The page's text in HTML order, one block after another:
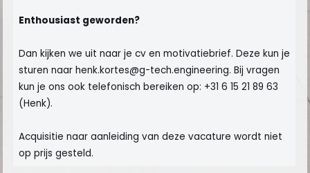
Enthousiast geworden?
Dan kijken we uit naar je cv en motivatiebrief. Deze kun je
sturen naar henk.kortes@g-tech.engineering. Bij vragen
kun je ons ook telefonisch bereiken op: +31 6 15 21 89 63
(Henk).
Acquisitie naar aanleiding van deze vacature wordt niet
op prijs gesteld.